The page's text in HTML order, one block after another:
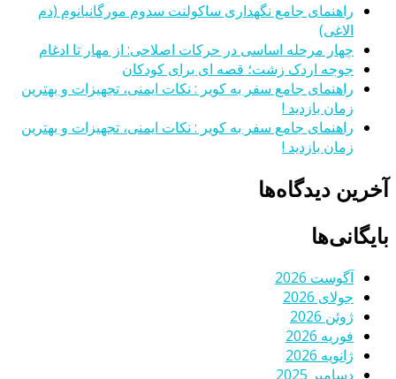
راهنمای جامع نگهداری ساکولنت سدوم مورگانیانوم (دم
الاغی)
چهار مرحله اساسی در حرکات اصلاحی: از مهار تا ادغام
جوجه اردک زشت؛ قصه ای برای کودکان
راهنمای جامع سفر به کویر : نکات ایمنی، تجهیزات و بهترین
زمان بازدید !
راهنمای جامع سفر به کویر : نکات ایمنی، تجهیزات و بهترین
زمان بازدید !
آخرین دیدگاه‌ها
بایگانی‌ها
آگوست 2026
جولای 2026
ژوئن 2026
فوریه 2026
ژانویه 2026
دسامبر 2025